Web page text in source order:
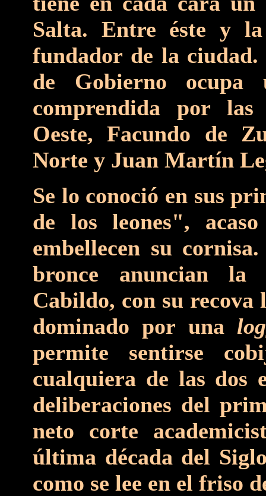
Salta. Entre éste y
fundador de la
de Gobierno
comprendida por
Oeste, Facundo de
Norte y Juan Martín
Se lo conoció en sus
de los leones",
embellecen su
bronce anuncian la
Cabildo, con su recova
dominado por una
permite sentirse
cualquiera de las dos
deliberaciones del
neto corte
última década del
como se lee en el friso